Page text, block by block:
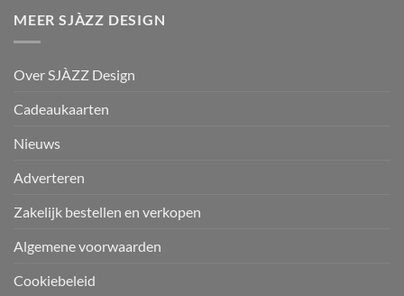
MEER SJÀZZ DESIGN
Over SJÀZZ Design
Cadeaukaarten
Nieuws
Adverteren
Zakelijk bestellen en verkopen
Algemene voorwaarden
Cookiebeleid